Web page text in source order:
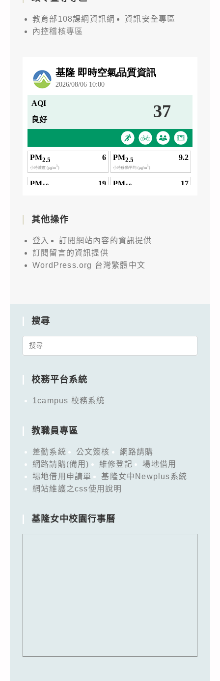
教育部108課綱資訊網
資訊安全專區
內控稽核專區
其他操作
登入
訂閱網站內容的資訊提供
訂閱留言的資訊提供
WordPress.org 台灣繁體中文
搜尋
Search
校務平台系統
1campus 校務系統
教職員專區
差勤系統 公文簽核
網路請購
網路請購(備用)
維修登記
場地借用
場地借用申請單
基隆女中Newplus系統
網站維護之css使用說明
基隆女中校園行事曆